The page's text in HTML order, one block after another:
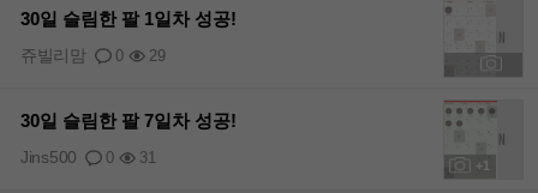
30일 슬림한 팔 1일차 성공!
0 29
쥬빌리맘
+1
30일 슬림한 팔 7일차 성공!
0 31
Jins500